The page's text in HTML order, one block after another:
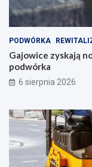
PODWÓRKA
Gajowice zyskają
podwórka
6 sierpnia 2026